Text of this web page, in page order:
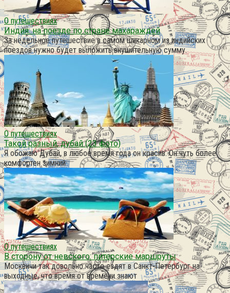
О путешествиях
Индия: на поезде по стране махараждей
За недельное путешествие в самом шикарном из индийских
поездов нужно будет выложить внушительную сумму.
О путешествиях
Такой разный, дубай (23 фото)
Я обожаю Дубай, в любое время года он красив. Он чуть более
комфортен зимний
О путешествиях
В сторону от невского: питерские маршруты
Москвичи так довольно часто ездят в Санкт-Петербург на
выходные, что время от времени знают